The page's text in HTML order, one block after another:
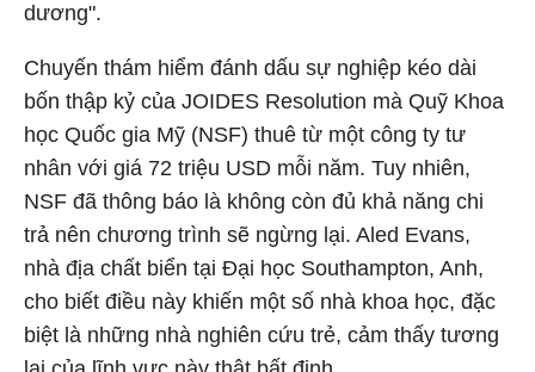
dương".
Chuyến thám hiểm đánh dấu sự nghiệp kéo dài
bốn thập kỷ của JOIDES Resolution mà Quỹ Khoa
học Quốc gia Mỹ (NSF) thuê từ một công ty tư
nhân với giá 72 triệu USD mỗi năm. Tuy nhiên,
NSF đã thông báo là không còn đủ khả năng chi
trả nên chương trình sẽ ngừng lại. Aled Evans,
nhà địa chất biển tại Đại học Southampton, Anh,
cho biết điều này khiến một số nhà khoa học, đặc
biệt là những nhà nghiên cứu trẻ, cảm thấy tương